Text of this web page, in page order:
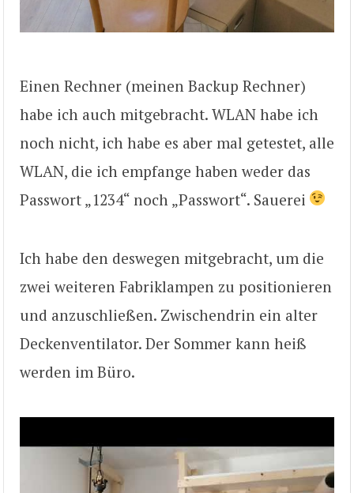
Einen Rechner (meinen Backup Rechner)
habe ich auch mitgebracht. WLAN habe ich
noch nicht, ich habe es aber mal getestet, alle
WLAN, die ich empfange haben weder das
Passwort „1234“ noch „Passwort“. Sauerei
Ich habe den deswegen mitgebracht, um die
zwei weiteren Fabriklampen zu positionieren
und anzuschließen. Zwischendrin ein alter
Deckenventilator. Der Sommer kann heiß
werden im Büro.